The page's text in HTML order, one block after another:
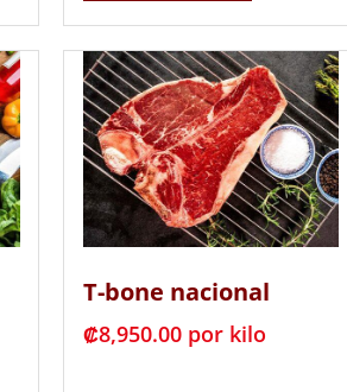
T-bone nacional
₡8,950.00 por kilo